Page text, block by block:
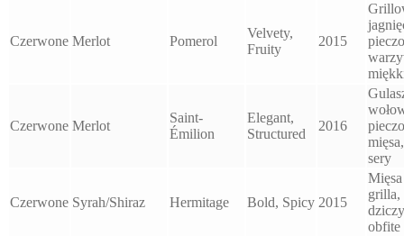
Czerwone Merlot Pomerol
Velvety,
Fruity
2015
Czerwone Merlot
Saint-
Émilion
Elegant,
Structured
2016
sery
Czerwone Syrah/Shiraz Hermitage Bold, Spicy 2015
grilla,
obfite